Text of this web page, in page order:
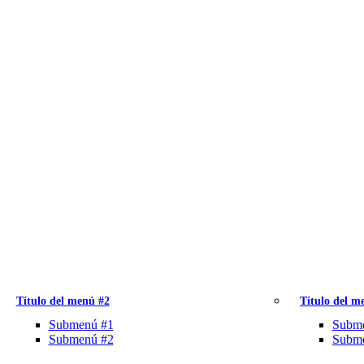
Título del menú #2
Submenú #1
Submenú #2
Título del